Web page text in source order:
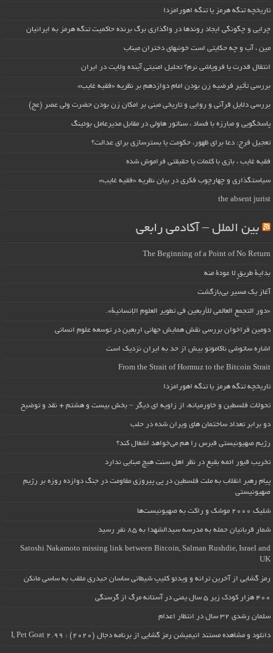
تاریخچه تنگه هرمز یا تنگه اهورامزدا
چرایی و چگونگی ایجاد روندها در واگذاری برگ برنده حاکمیت تنگه هرمز به ایرانیان
مین ، آب و چه حکایتی است خونبهای دختران میناب
انتقال قدرت یا فروپاشی نرم؟ تحلیل امنیتی آینده ولایت در ایران
بررسی تأثیر فرضیه زن بودن امام دوازدهم بر نظریه «فقیه غایب»
بررسی دلایل قرآنی و روایی و تاریخی مبنی بر امکان زن بودن حضرت ولی عصر (عج)
پاسخگویی و مبارزه با فساد ، سناتور هاولی در مقابل مدیرعامل بوئینگ
تعجیل فرج: دعا برای ظهور، حکومت یا بسترسازی برای عدالت؟
فقیه غایب ، بازی با کلمات یا حقیقتی فراموش شده
سیاستگذاری و چهارچوب فکری در بیان نظریه «فقیه غایب»
the absent jurist
بین الملل – آکادمی رابعی
The Beginning of a Point of No Return
بداية طريقٍ لا عودة منه
آغاز یک مسیر بی‌بازگشت
«دور التجمع العالمي للأربعين في تطوير العلوم الإنسانية».
دومین فراخوان بررسی نقش همایش جهانی اربعین در توسعه علوم انسانی
اشاره ساتوشی ناکاموتو بیش از حد به ایران نزدیک است
From the Strait of Hormuz to the Bitcoin Strait
تاریخچه تنگه هرمز یا تنگه اهورامزدا
تحولات فلسطین و خاورمیانه، از زاویه ای دیگر – بخش بیست و هشتم + نقد و توضیح
دو برابر تعداد ساختمان های ویران شده در حلب
رژیم صهیونیستی قبرس را هم می‌خواهد اشغال کند؟
تخریب قبور ائمه بقیع در نظر اهل سنت هیچ مبنایی ندارد
پیام رهبر انقلاب به ملت فلسطین در پی پیروزی مقاومت در جنگ دوازده روزه بر رژیم
صهیونیستی
شلیک ۲۰۰۰ موشک و راکت به صهیونیست‌ها
شمار قربانیان حمله به مدرسه سیدالشهدا به ۸۵ نفر رسید
Satoshi Nakamoto missing link between Bitcoin, Salman Rushdie, Israel and
UK
رمز گشایی از آخرین ترانه و ویدئو کلیپ شیطانی ساسان حیدری ملقب به ساسی مانکن
۴۰۰ هزار کودک زیر ۵ سال یمنی در آستانه مرگ از گرسنگی
سلمان رشدی ۳۲ سال در انتظار اعدام
دانلود و مشاهده مستند انیمیشن رمز گشایی از برنامه دجال (۲۰۲۰) : I, Pet Goat 2.99